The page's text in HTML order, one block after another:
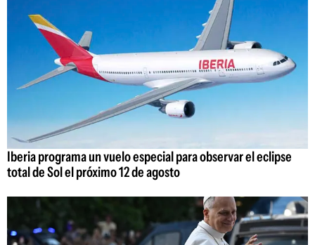
Iberia programa un vuelo especial para observar el eclipse
total de Sol el próximo 12 de agosto